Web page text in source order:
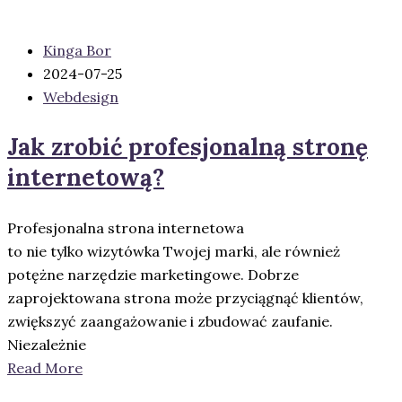
Kinga Bor
2024-07-25
Webdesign
Jak zrobić profesjonalną stronę
internetową?
Profesjonalna strona internetowa
to nie tylko wizytówka Twojej marki, ale również
potężne narzędzie marketingowe. Dobrze
zaprojektowana strona może przyciągnąć klientów,
zwiększyć zaangażowanie i zbudować zaufanie.
Niezależnie
Read More